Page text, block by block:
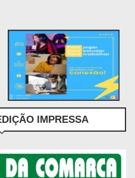
IMPRESSA